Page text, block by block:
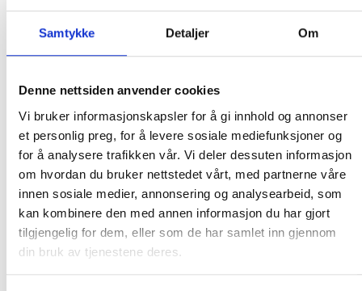
Samtykke Detaljer Om
Denne nettsiden anvender cookies
Vi bruker informasjonskapsler for å gi innhold og annonser
et personlig preg, for å levere sosiale mediefunksjoner og
for å analysere trafikken vår. Vi deler dessuten informasjon
om hvordan du bruker nettstedet vårt, med partnerne våre
innen sosiale medier, annonsering og analysearbeid, som
kan kombinere den med annen informasjon du har gjort
tilgjengelig for dem, eller som de har samlet inn gjennom
din bruk av tjenestene deres.
servere noe litt utenom det vanlige – enten det er til
hverdagsmiddag, grillfest eller selskap.